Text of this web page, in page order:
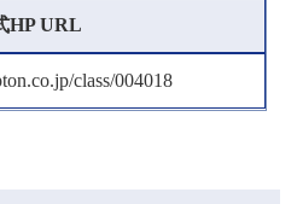
HP URL
class/004018